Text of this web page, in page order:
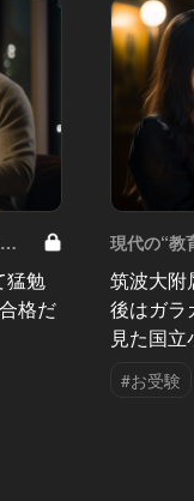
猛勉
格だ
現代の“教
Vol.49
筑波大附
後はガラ
見た国
#お受験